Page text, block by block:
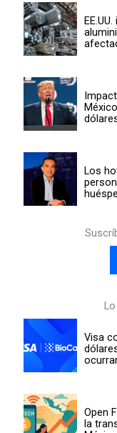
Los
Visa
Open
la